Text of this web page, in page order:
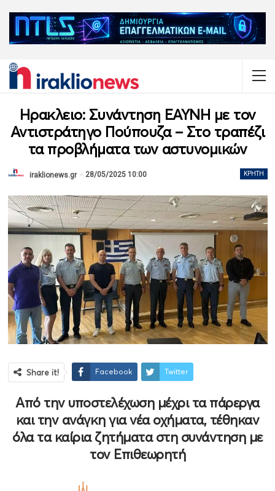
Ηρακλειο: Συνάντηση ΕΑΥΝΗ με τον
Αντιστράτηγο Πούπουζα – Στο τραπέζι
τα προβλήματα των αστυνομικών
ΚΡΉΤΗ
iraklionews.gr 28/05/2025 10:00
Share it! Facebook Twitter
Από την υποστελέχωση μέχρι τα πάρεργα
και την ανάγκη για νέα οχήματα, τέθηκαν
όλα τα καίρια ζητήματα στη συνάντηση με
τον Επιθεωρητή